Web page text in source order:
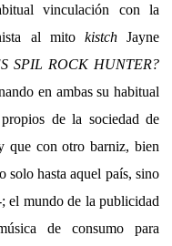
vinculación con la
al mito kistchJayne
SPIL ROCK HUNTER?
en ambas su habitual
de la sociedad de
que con otro barniz, bien
solo hasta aquel país, sino
el mundo de la publicidad
de consumo para